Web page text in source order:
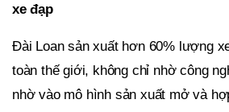
xe đạp
Đài Loan sản xuất hơn 60% lượng
toàn thế giới, không chỉ nhờ công
nhờ vào mô hình sản xuất mở và